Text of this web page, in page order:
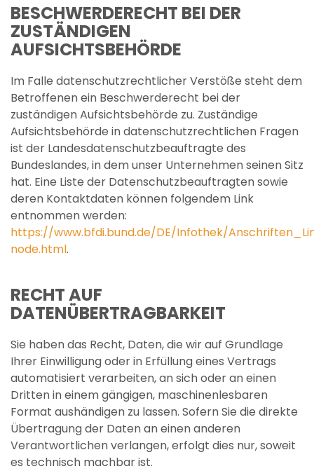
BESCHWERDERECHT BEI DER
ZUSTÄNDIGEN
AUFSICHTSBEHÖRDE
Im Falle datenschutzrechtlicher Verstöße steht dem
Betroffenen ein Beschwerderecht bei der
zuständigen Aufsichtsbehörde zu. Zuständige
Aufsichtsbehörde in datenschutzrechtlichen Fragen
ist der Landesdatenschutzbeauftragte des
Bundeslandes, in dem unser Unternehmen seinen Sitz
hat. Eine Liste der Datenschutzbeauftragten sowie
deren Kontaktdaten können folgendem Link
entnommen werden:
https://www.bfdi.bund.de/DE/Infothek/
node.html.
RECHT AUF
DATENÜBERTRAGBARKEIT
Sie haben das Recht, Daten, die wir auf Grundlage
Ihrer Einwilligung oder in Erfüllung eines Vertrags
automatisiert verarbeiten, an sich oder an einen
Dritten in einem gängigen, maschinenlesbaren
Format aushändigen zu lassen. Sofern Sie die direkte
Übertragung der Daten an einen anderen
Verantwortlichen verlangen, erfolgt dies nur, soweit
es technisch machbar ist.